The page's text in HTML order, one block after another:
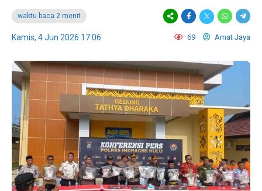
waktu baca 2 menit
Kamis, 4 Jun 2026 17:06 69 Amat Jaya